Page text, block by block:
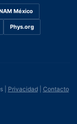
México
Phys.org
| Privacidad| Contacto